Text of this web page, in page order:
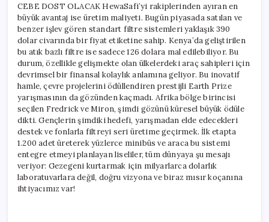
CEBE DOST OLACAK HewaSafi’yi rakiplerinden ayıran en
büyük avantaj ise üretim maliyeti. Bugün piyasada satılan ve
benzer işlev gören standart filtre sistemleri yaklaşık 390
dolar civarında bir fiyat etiketine sahip. Kenya’da geliştirilen
bu atık bazlı filtre ise sadece 126 dolara mal edilebiliyor. Bu
durum, özellikle gelişmekte olan ülkelerdeki araç sahipleri için
devrimsel bir finansal kolaylık anlamına geliyor. Bu inovatif
hamle, çevre projelerini ödüllendiren prestijli Earth Prize
yarışmasının da gözünden kaçmadı. Afrika bölge birincisi
seçilen Fredrick ve Miron, şimdi gözünü küresel büyük ödüle
dikti. Gençlerin şimdiki hedefi, yarışmadan elde edecekleri
destek ve fonlarla filtreyi seri üretime geçirmek. İlk etapta
1.200 adet üreterek yüzlerce minibüs ve araca bu sistemi
entegre etmeyi planlayan liseliler, tüm dünyaya şu mesajı
veriyor: Gezegeni kurtarmak için milyarlarca dolarlık
laboratuvarlara değil, doğru vizyona ve biraz mısır koçanına
ihtiyacımız var!